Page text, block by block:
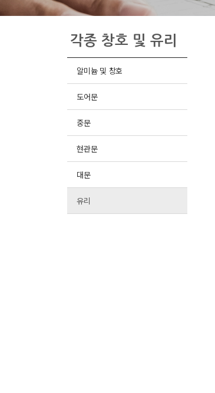
각종 창호 및 유리
알미늄 및 창호
도어문
중문
현관문
대문
유리